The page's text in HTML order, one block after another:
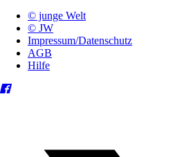
© junge Welt
© JW
Impressum/Datenschutz
AGB
Hilfe